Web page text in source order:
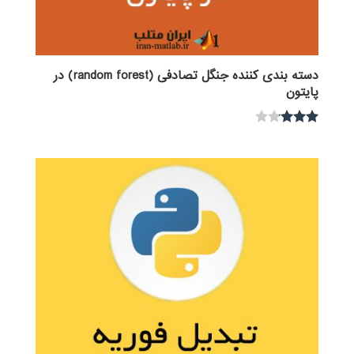
دسته بندی کننده جنگل تصادفی (random forest) در
پایتون
از 5